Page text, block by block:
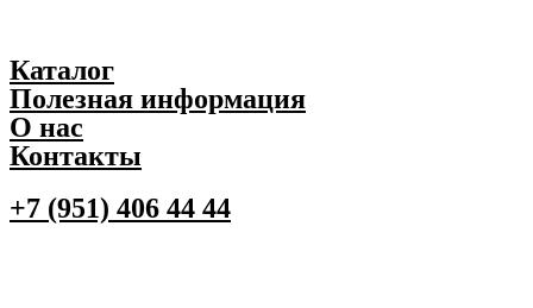
Каталог
Полезная информация
О нас
Контакты
+7 (951) 406 44 44